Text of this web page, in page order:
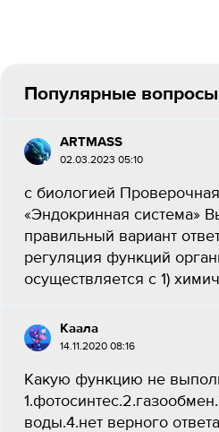
Популярные
ARTMASS
02.03.2023 05:10
с биологией
«Эндокринная система»
правильный вариант
регуляция функций
осуществляется с 1)
Каала
14.11.2020 08:16
Какую функцию не
воды.4.нет верного